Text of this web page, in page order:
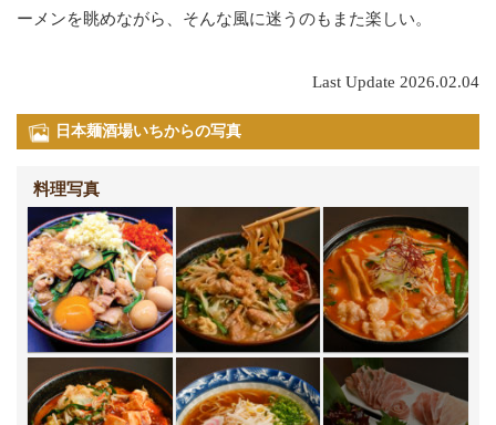
ーメンを眺めながら、そんな風に迷うのもまた楽しい。
Last Update 2026.02.04
日本麺酒場いちからの写真
料理写真